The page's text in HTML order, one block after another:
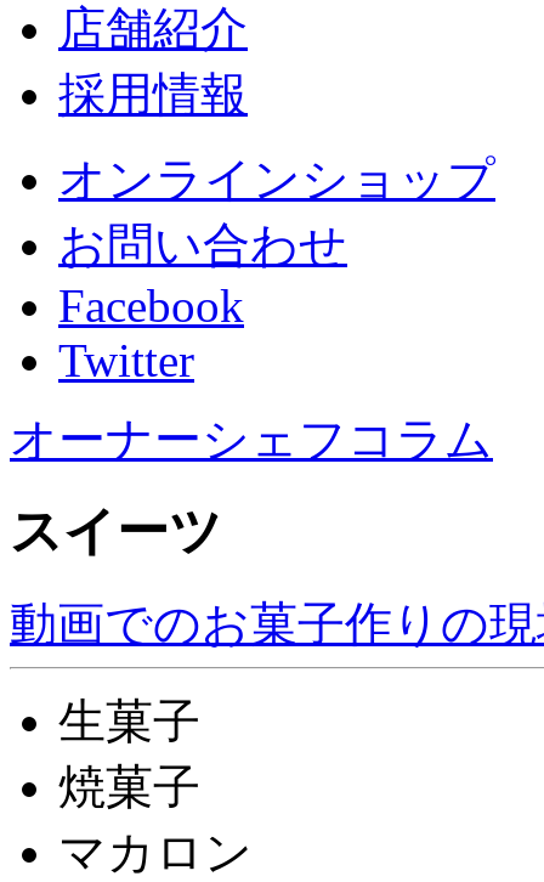
店舗紹介
採用情報
オンラインショップ
お問い合わせ
Facebook
Twitter
オーナーシェフコラム
スイーツ
動画でのお菓子作りの
生菓子
焼菓子
マカロン